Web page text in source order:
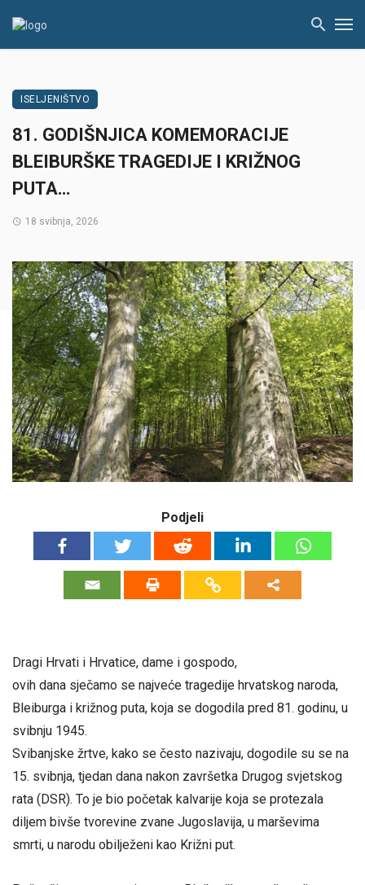
ISELJENIŠTVO
81. GODIŠNJICA KOMEMORACIJE
BLEIBURŠKE TRAGEDIJE I KRIŽNOG
PUTA…
18 svibnja, 2026
Podjeli
Dragi Hrvati i Hrvatice, dame i gospodo,
ovih dana sječamo se najveće tragedije hrvatskog naroda,
Bleiburga i križnog puta, koja se dogodila pred 81. godinu, u
svibnju 1945.
Svibanjske žrtve, kako se često nazivaju, dogodile su se na
15. svibnja, tjedan dana nakon završetka Drugog svjetskog
rata (DSR). To je bio početak kalvarije koja se protezala
diljem bivše tvorevine zvane Jugoslavija, u marševima
smrti, u narodu obilježeni kao Križni put.